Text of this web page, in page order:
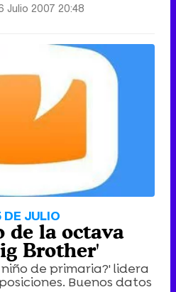
Julio 2007 20:48
DE JULIO
de la octava
Brother'
de primaria?' lidera
Buenos datos